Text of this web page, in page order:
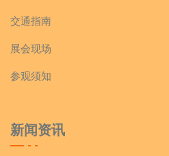
交通指南
展会现场
参观须知
新闻资讯